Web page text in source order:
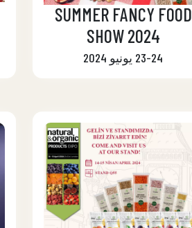
SUMMER FANCY FOOD
SHOW 2024
23-24 يونيو 2024